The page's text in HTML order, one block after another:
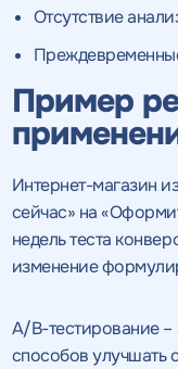
Отсутствие
Пример
Интернет-магазин
сейчас» на
недель теста
изменение
A/B-тестирование
способов улучшать